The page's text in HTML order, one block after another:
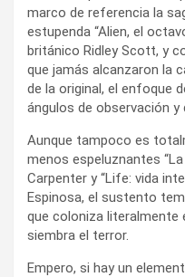
marco de referencia la
estupenda “Alien, el
británico Ridley Scott, y
que jamás alcanzaron la
de la original, el enfoque
ángulos de observación
Aunque tampoco es
menos espeluznantes
Carpenter y “Life: vida
Espinosa, el sustento
que coloniza literalmente
siembra el terror.
Empero, si hay un